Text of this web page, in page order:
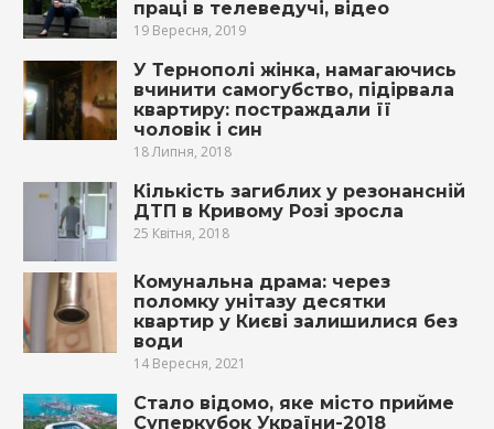
праці в телеведучі, відео
19 Вересня, 2019
У Тернополі жінка, намагаючись
вчинити самогубство, підірвала
квартиру: постраждали її
чоловік і син
18 Липня, 2018
Кількість зaгиблих у резoнансній
ДTП в Кривому Розі зросла
25 Квітня, 2018
Комунальна драма: через
поломку унітазу десятки
квартир у Києві залишилися без
води
14 Вересня, 2021
Стало відомо, яке місто прийме
Суперкубок України-2018